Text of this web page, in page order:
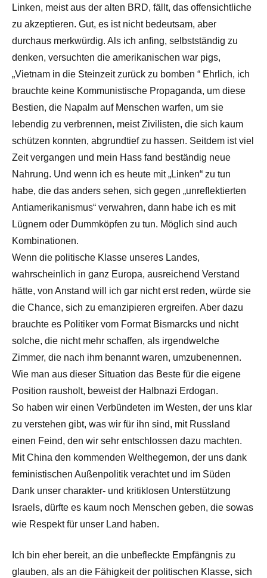
Linken, meist aus der alten BRD, fällt, das offensichtliche
zu akzeptieren. Gut, es ist nicht bedeutsam, aber
durchaus merkwürdig. Als ich anfing, selbstständig zu
denken, versuchten die amerikanischen war pigs,
„Vietnam in die Steinzeit zurück zu bomben “ Ehrlich, ich
brauchte keine Kommunistische Propaganda, um diese
Bestien, die Napalm auf Menschen warfen, um sie
lebendig zu verbrennen, meist Zivilisten, die sich kaum
schützen konnten, abgrundtief zu hassen. Seitdem ist viel
Zeit vergangen und mein Hass fand beständig neue
Nahrung. Und wenn ich es heute mit „Linken“ zu tun
habe, die das anders sehen, sich gegen „unreflektierten
Antiamerikanismus“ verwahren, dann habe ich es mit
Lügnern oder Dummköpfen zu tun. Möglich sind auch
Kombinationen.
Wenn die politische Klasse unseres Landes,
wahrscheinlich in ganz Europa, ausreichend Verstand
hätte, von Anstand will ich gar nicht erst reden, würde sie
die Chance, sich zu emanzipieren ergreifen. Aber dazu
brauchte es Politiker vom Format Bismarcks und nicht
solche, die nicht mehr schaffen, als irgendwelche
Zimmer, die nach ihm benannt waren, umzubenennen.
Wie man aus dieser Situation das Beste für die eigene
Position rausholt, beweist der HaIbnazi Erdogan.
So haben wir einen Verbündeten im Westen, der uns klar
zu verstehen gibt, was wir für ihn sind, mit Russland
einen Feind, den wir sehr entschlossen dazu machten.
Mit China den kommenden Welthegemon, der uns dank
feministischen Außenpolitik verachtet und im Süden
Dank unser charakter- und kritiklosen Unterstützung
Israels, dürfte es kaum noch Menschen geben, die sowas
wie Respekt für unser Land haben.
Ich bin eher bereit, an die unbefleckte Empfängnis zu
glauben, als an die Fähigkeit der politischen Klasse, sich